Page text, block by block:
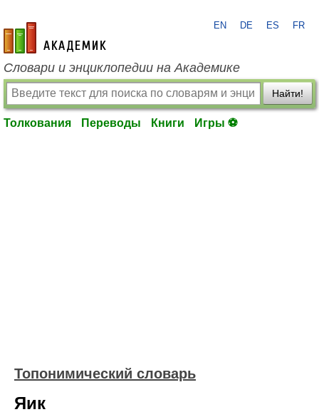
academic.ru
EN DE ES FR
Словари и энциклопедии на Академике
Найти!
Толкования Переводы Книги Игры ⚽
Топонимический словарь
Яик